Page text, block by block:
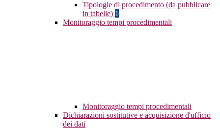
Tipologie di procedimento (da pubblicare
in tabelle) 1
Monitoraggio tempi procedimentali
Monitoraggio tempi procedimentali
Dichiarazioni sostitutive e acquisizione d'ufficio
dei dati